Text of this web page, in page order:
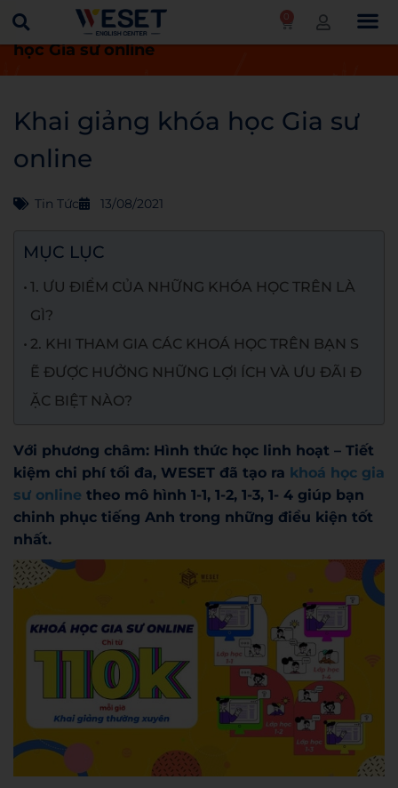
0
Trang chủ Tin tức
Khai giảng khóa
học Gia sư online
Khai giảng khóa học Gia sư
online
Tin Tức 13/08/2021
MỤC LỤC
1. ƯU ĐIỂM CỦA NHỮNG KHÓA HỌC TRÊN LÀ
GÌ?
2. KHI THAM GIA CÁC KHOÁ HỌC TRÊN BẠN S
Ẽ ĐƯỢC HƯỞNG NHỮNG LỢI ÍCH VÀ ƯU ĐÃI Đ
ẶC BIỆT NÀO?
Với phương châm: Hình thức học linh hoạt – Tiết
kiệm chi phí tối đa, WESET đã tạo ra khoá học gia
sư online theo mô hình 1-1, 1-2, 1-3, 1- 4 giúp bạn
chinh phục tiếng Anh trong những điều kiện tốt
nhất.